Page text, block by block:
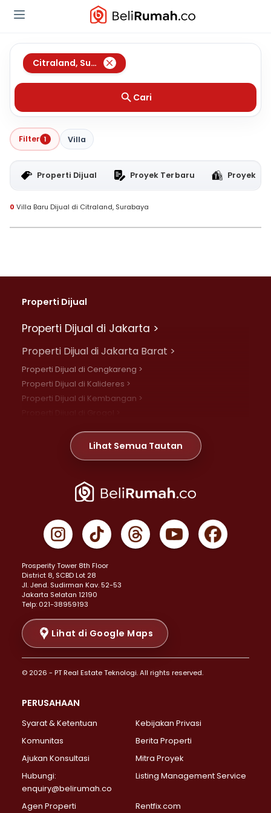
Citraland, Surabaya
Cari
Filter 1 Villa
Properti Dijual Proyek Terbaru Proyek
0 Villa Baru Dijual di Citraland, Surabaya
Properti Dijual
Properti Dijual di Jakarta >
Properti Dijual di Jakarta Barat >
Properti Dijual di Cengkareng >
Properti Dijual di Kalideres >
Properti Dijual di Kembangan >
Properti Dijual di Meruya >
Properti Dijual di Jelambar >
Properti Dijual di Jakarta Pusat >
Properti Dijual di Gambir >
Properti Dijual di Johar Baru >
Properti Dijual di Menteng >
Properti Dijual di Senen >
Properti Dijual di Tanah Abang >
Properti Dijual di Cikini >
Properti Dijual di Kramat >
Properti Dijual di Pasar Baru >
Properti Dijual di Bendungan Hilir >
Properti Dijual di Jakarta Selatan >
Properti Dijual di Lebak Bulus >
Properti Dijual di Gandaria Selatan >
Properti Dijual di Pondok Labu >
Properti Dijual di Lenteng Agung >
Properti Dijual di Senayan >
Properti Dijual di Pondok Pinang >
Lihat Semua Tautan
Prosperity Tower 8th Floor
District 8, SCBD Lot 28
JI. Jend. Sudirman Kav. 52-53
Jakarta Selatan 12190
Telp: 021-38959193
Lihat di Google Maps
© 2026 - PT Real Estate Teknologi. All rights reserved.
PERUSAHAAN
Syarat & Ketentuan
Kebijakan Privasi
Komunitas
Berita Properti
Ajukan Konsultasi
Mitra Proyek
Hubungi:
enquiry@belirumah.co
Listing Management Service
Agen Properti Rentfix.com